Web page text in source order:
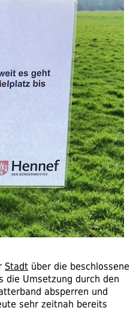
Stadt über die beschlossene
die Umsetzung durch den
absperren und
sehr zeitnah bereits